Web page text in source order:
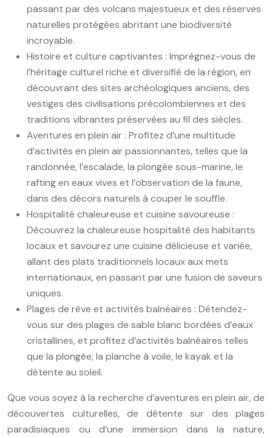
passant par des volcans majestueux et des réserves
naturelles protégées abritant une biodiversité
incroyable.
Histoire et culture captivantes : Imprégnez-vous de
l’héritage culturel riche et diversifié de la région, en
découvrant des sites archéologiques anciens, des
vestiges des civilisations précolombiennes et des
traditions vibrantes préservées au fil des siècles.
Aventures en plein air : Profitez d’une multitude
d’activités en plein air passionnantes, telles que la
randonnée, l’escalade, la plongée sous-marine, le
rafting en eaux vives et l’observation de la faune,
dans des décors naturels à couper le souffle.
Hospitalité chaleureuse et cuisine savoureuse :
Découvrez la chaleureuse hospitalité des habitants
locaux et savourez une cuisine délicieuse et variée,
allant des plats traditionnels locaux aux mets
internationaux, en passant par une fusion de saveurs
uniques.
Plages de rêve et activités balnéaires : Détendez-
vous sur des plages de sable blanc bordées d’eaux
cristallines, et profitez d’activités balnéaires telles
que la plongée, la planche à voile, le kayak et la
détente au soleil.
Que vous soyez à la recherche d’aventures en plein air, de
découvertes culturelles, de détente sur des plages
paradisiaques ou d’une immersion dans la nature,